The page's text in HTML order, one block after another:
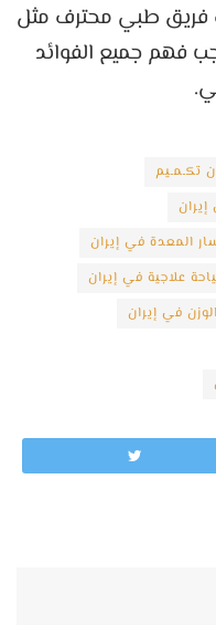
فريق طبي محترف مثل
فهم جميع الفوائد
تكـمـيم
المعدة في إيران
علاجية في إيران
في إيران